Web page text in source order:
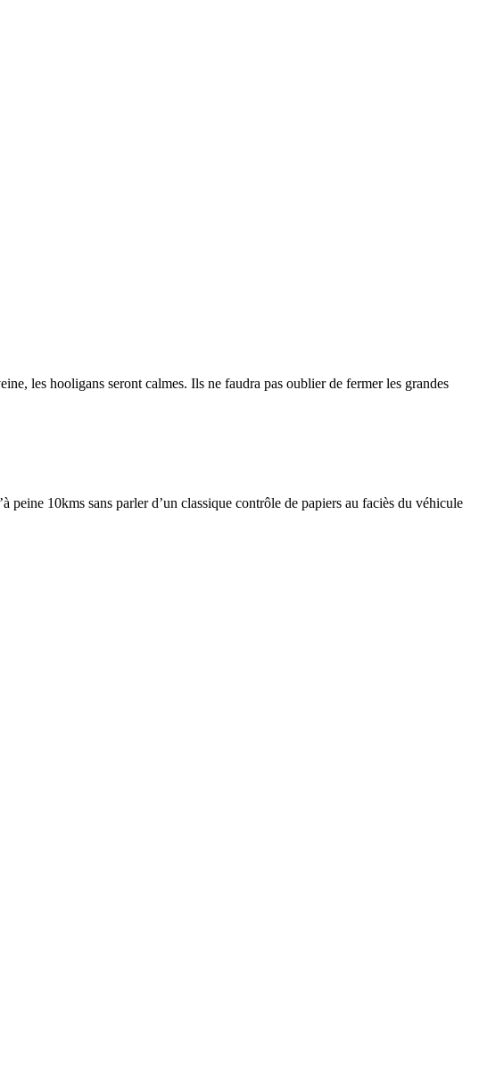
les hooligans seront calmes. Ils ne faudra pas oublier de fermer les grandes
peine 10kms sans parler d’un classique contrôle de papiers au faciès du véhicule